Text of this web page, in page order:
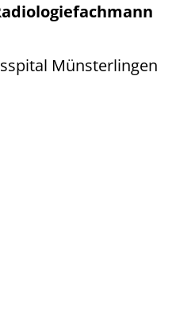
Münsterlingen